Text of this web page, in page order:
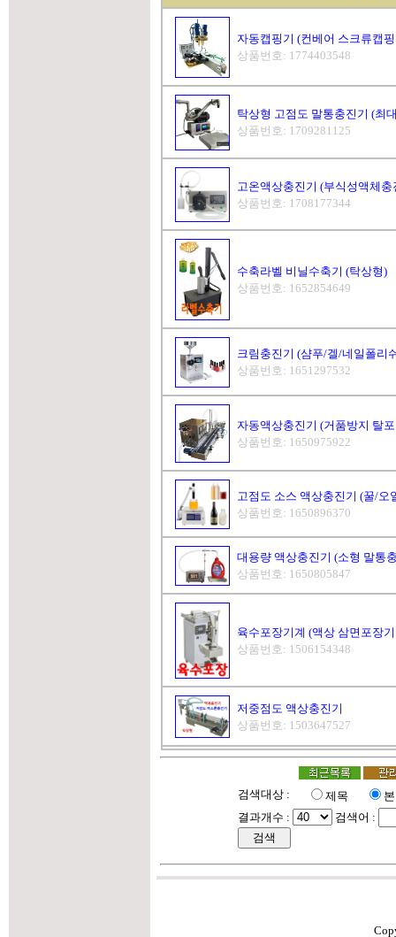
자동캡핑기 (컨베어 스크류캡
상품번호: 1774403548
탁상형 고점도 말통충진기 (최
상품번호: 1709281125
고온액상충진기 (부식성액체
상품번호: 1708177344
수축라벨 비닐수축기 (탁상형)
상품번호: 1652854649
크림충진기 (샴푸/겔/네일폴리
상품번호: 1651297532
자동액상충진기 (거품방지 탈
상품번호: 1650975922
고점도 소스 액상충진기 (꿀/오
상품번호: 1650896370
대용량 액상충진기 (소형 말통
상품번호: 1650805847
육수포장기계 (액상 삼면포장
상품번호: 1506154348
저중점도 액상충진기
상품번호: 1503647527
검색대상 : 제목
결과개수 :
검색어 :